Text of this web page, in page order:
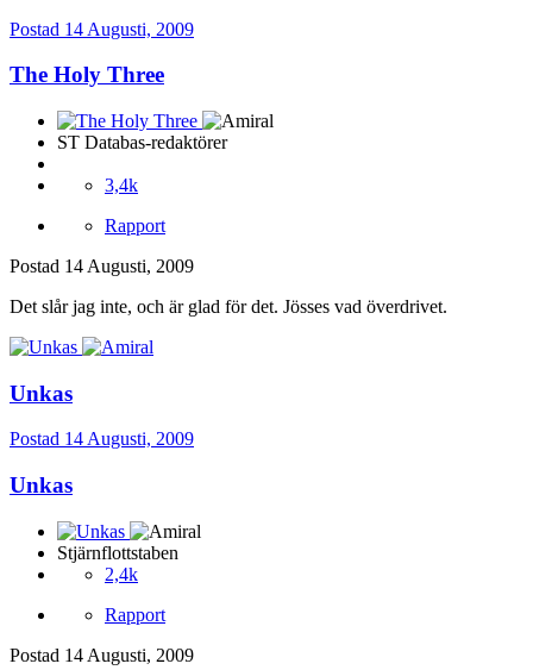
Postad 14 Augusti, 2009
The Holy Three
ST Databas-redaktörer
3,4k
Rapport
Postad 14 Augusti, 2009
Det slår jag inte, och är glad för det. Jösses vad överdrivet.
Unkas
Postad 14 Augusti, 2009
Unkas
Stjärnflottstaben
2,4k
Rapport
Postad 14 Augusti, 2009